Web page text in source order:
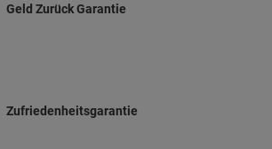
Geld Zurück Garantie
Zufriedenheitsgarantie